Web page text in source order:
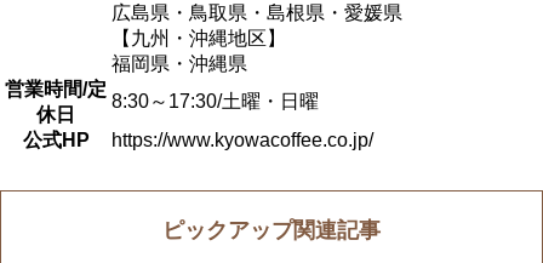
広島県・鳥取県・島根県・愛媛県
【九州・沖縄地区】
福岡県・沖縄県
営業時間/定
休日
8:30～17:30/土曜・日曜
公式HP
https://www.kyowacoffee.co.jp/
ピックアップ関連記事